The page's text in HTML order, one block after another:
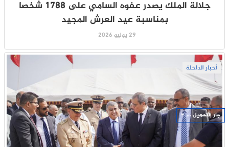
جلالة الملك يصدر عفوه السامي على 1788 شخصا
بمناسبة عيد العرش المجيد
29 يوليو 2026
أخبار الداخلة
جار التحميل ...